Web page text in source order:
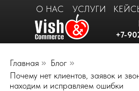
+7-
О НАС УСЛУГИ
Главная » Блог »
Почему нет клиентов, заявок и
находим и исправляем ошибки